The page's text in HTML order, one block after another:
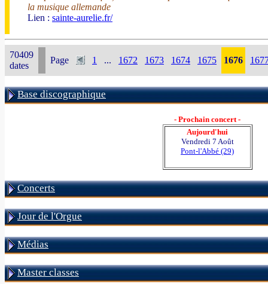
la musique allemande
Lien : sainte-aurelie.fr/
70409
dates
Page 1 ... 1672 1673 1674 1675 1676
Base discographique
- Prochain concert -
Aujourd'hui
Vendredi 7 Août
Pont-l'Abbé (29)
Concerts
Jour de l'Orgue
Médias
Master classes